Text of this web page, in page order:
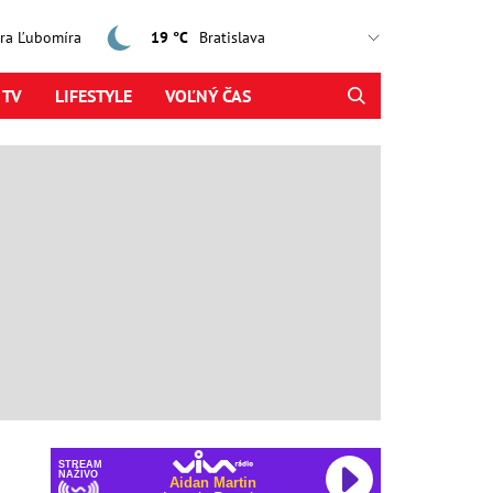
Ľubomíra 19 °C
LIFESTYLE VOĽNÝ ČAS
STREAM
NAŽIVO
Aidan Martin